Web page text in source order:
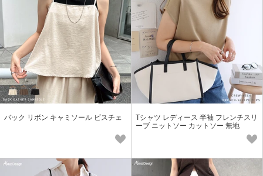
バック リボン キャミソール ビスチェ
Tシャツ レディース 半袖 フレンチスリ
ーブ ニットソー カットソー 無地